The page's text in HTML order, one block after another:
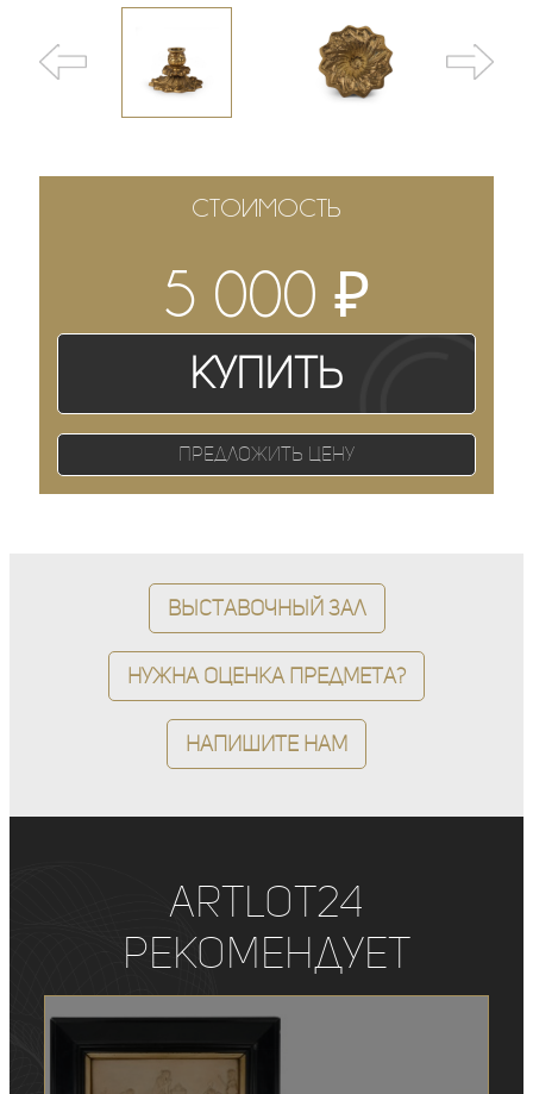
СТОИМОСТЬ
5 000 ₽
Купить
Предложить цену
Выставочный зал
Нужна оценка предмета?
Напишите нам
ArtLot24
рекомендует